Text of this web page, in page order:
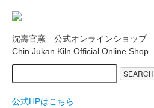
沈壽官窯 公式オンラインショップ
Chin Jukan Kiln Official Online Shop
SEARCH
公式HPはこちら